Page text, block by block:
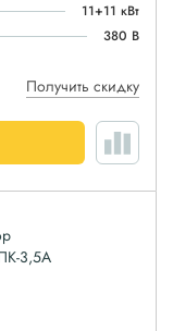
11+11 кВт
380 В
Получить скидку
3,5А